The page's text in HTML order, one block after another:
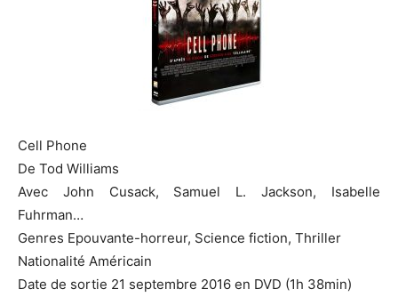
Cell Phone
De Tod Williams
Avec John Cusack, Samuel L. Jackson, Isabelle
Fuhrman…
Genres Epouvante-horreur, Science fiction, Thriller
Nationalité Américain
Date de sortie 21 septembre 2016 en DVD (1h 38min)